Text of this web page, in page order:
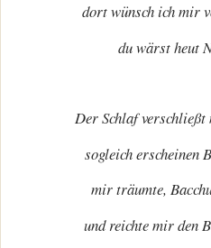
dort wünsch ich mir
du wärst heut
Der Schlaf
sogleich erscheinen
mir träumte,
und reichte mir den